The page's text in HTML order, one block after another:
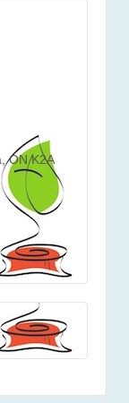
ON K2A